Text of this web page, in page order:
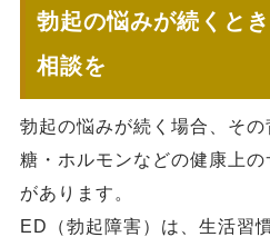
勃起の悩みが続くと
相談を
勃起の悩みが続く場合、そ
糖・ホルモンなどの健康上
があります。
ED（勃起障害）は、生活習